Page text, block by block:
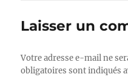
Laisser un
Votre adresse e-mail ne
obligatoires sont indiqués